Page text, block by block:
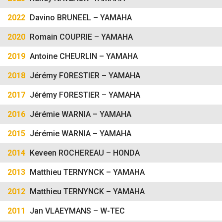
2022 Davino BRUNEEL – YAMAHA
2020 Romain COUPRIE – YAMAHA
2019 Antoine CHEURLIN – YAMAHA
2018 Jérémy FORESTIER – YAMAHA
2017 Jérémy FORESTIER – YAMAHA
2016 Jérémie WARNIA – YAMAHA
2015 Jérémie WARNIA – YAMAHA
2014 Keveen ROCHEREAU – HONDA
2013 Matthieu TERNYNCK – YAMAHA
2012 Matthieu TERNYNCK – YAMAHA
2011 Jan VLAEYMANS – W-TEC